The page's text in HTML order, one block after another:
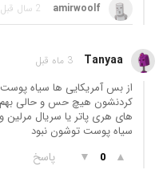
amirwoolf 2 سال قبل
Tanyaa 3 ماه قبل
از بس آمریکایی ها سیاه پوست
کردنشون هیچ حس و حالی بهم
های هری پاتر یا سریال
سیاه پوست توشون نبود
▲
0
▼ پاسخ